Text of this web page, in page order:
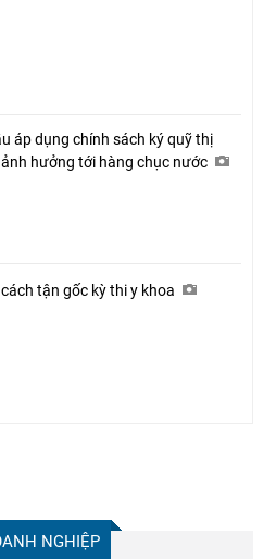
áp dụng chính sách ký quỹ thị
hưởng tới hàng chục nước
tận gốc kỳ thi y khoa
NGHIỆP